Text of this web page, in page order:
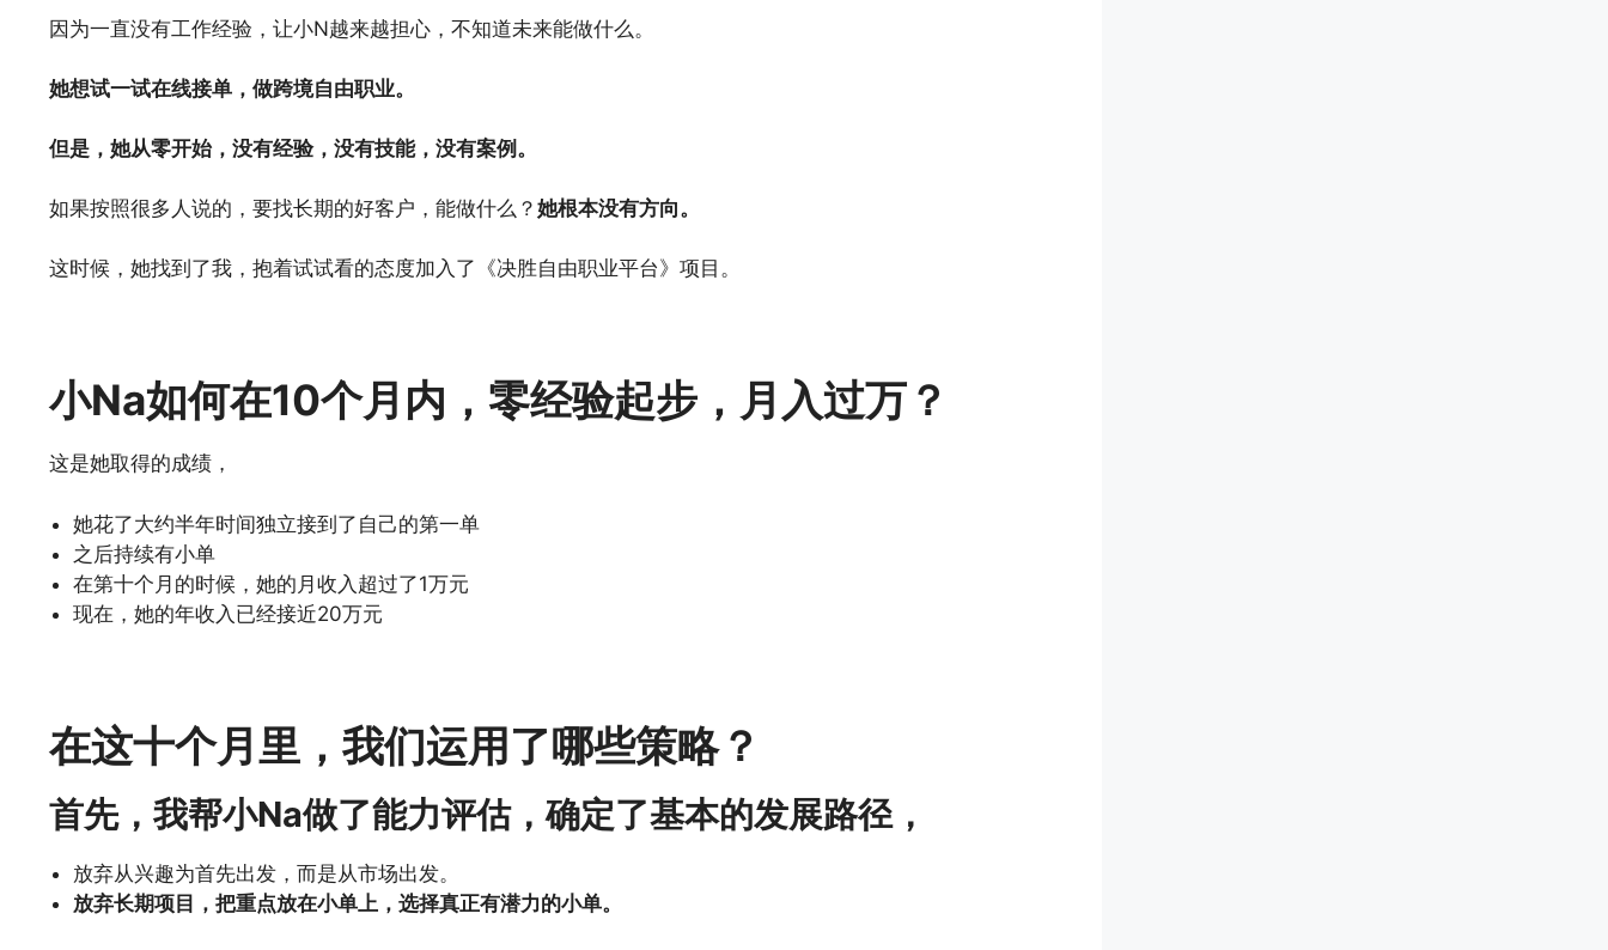
因为一直没有工作经验，让小N越来越担心，不知道未来能做什么。
她想试一试在线接单，做跨境自由职业。
但是，她从零开始，没有经验，没有技能，没有案例。
如果按照很多人说的，要找长期的好客户，能做什么？ 她根本没有方向。
这时候，她找到了我，抱着试试看的态度加入了《决胜自由职业平台》项目。
小Na如何在10个月内，零经验起步，月入过万？
这是她取得的成绩，
她花了大约半年时间独立接到了自己的第一单
之后持续有小单
在第十个月的时候，她的月收入超过了1万元
现在，她的年收入已经接近20万元
在这十个月里，我们运用了哪些策略？
首先，我帮小Na做了能力评估，确定了基本的发展路径，
放弃从兴趣为首先出发，而是从市场出发。
放弃长期项目，把重点放在小单上，选择真正有潜力的小单。